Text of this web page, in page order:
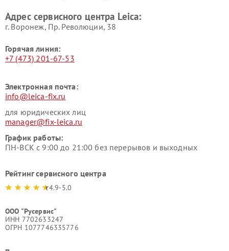
Адрес сервисного центра Leica:
г. Воронеж, Пр. Революции, 38
Горячая линия:
+7 (473) 201-67-53
Электронная почта:
info@leica-fix.ru
для юридических лиц
manager@fix-leica.ru
График работы:
ПН-ВСК с 9:00 до 21:00 без перерывов и выходных
Рейтинг сервисного центра
4.9-5.0
ООО "Русервис"
ИНН 7702633247
ОГРН 1077746335776